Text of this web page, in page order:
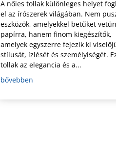
A nőies tollak különleges helyet
el az írószerek világában. Nem
eszközök, amelyekkel betűket
papírra, hanem finom kiegészítők,
amelyek egyszerre fejezik ki
stílusát, ízlését és személyiségét.
tollak az elegancia és a...
bővebben